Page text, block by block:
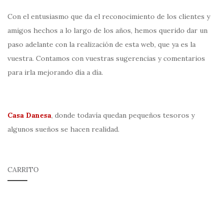
Con el entusiasmo que da el reconocimiento de los clientes y
amigos hechos a lo largo de los años, hemos querido dar un
paso adelante con la realización de esta web, que ya es la
vuestra. Contamos con vuestras sugerencias y comentarios
para irla mejorando día a día.
Casa Danesa, donde todavía quedan pequeños tesoros y
algunos sueños se hacen realidad.
CARRITO